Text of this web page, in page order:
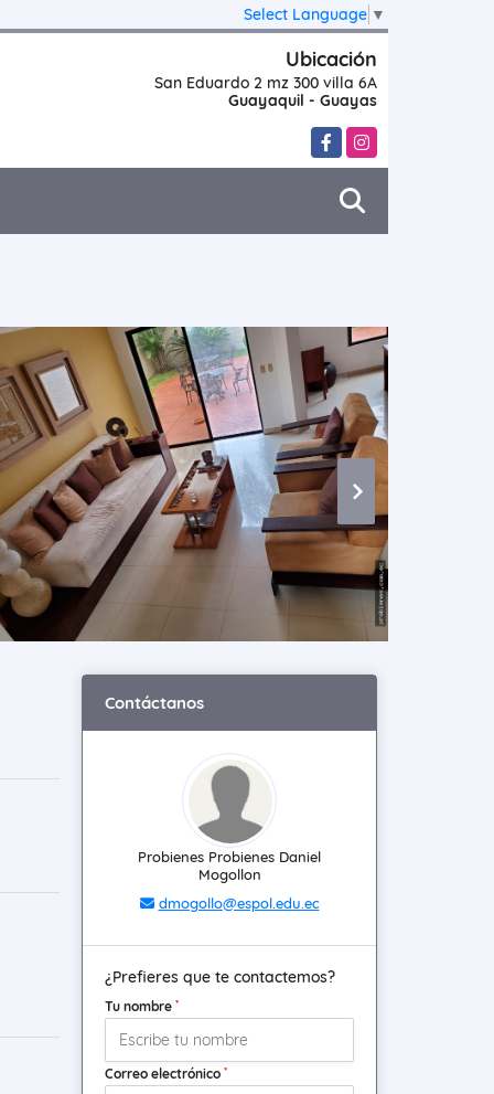
Select Language ▼
Ubicación
San Eduardo 2 mz 300 villa 6A
Guayaquil - Guayas
FacebookInstagram
Contáctanos
Probienes Probienes Daniel
Mogollon
dmogollo@espol.edu.ec
¿Prefieres que te contactemos?
Tu nombre *
Correo electrónico *